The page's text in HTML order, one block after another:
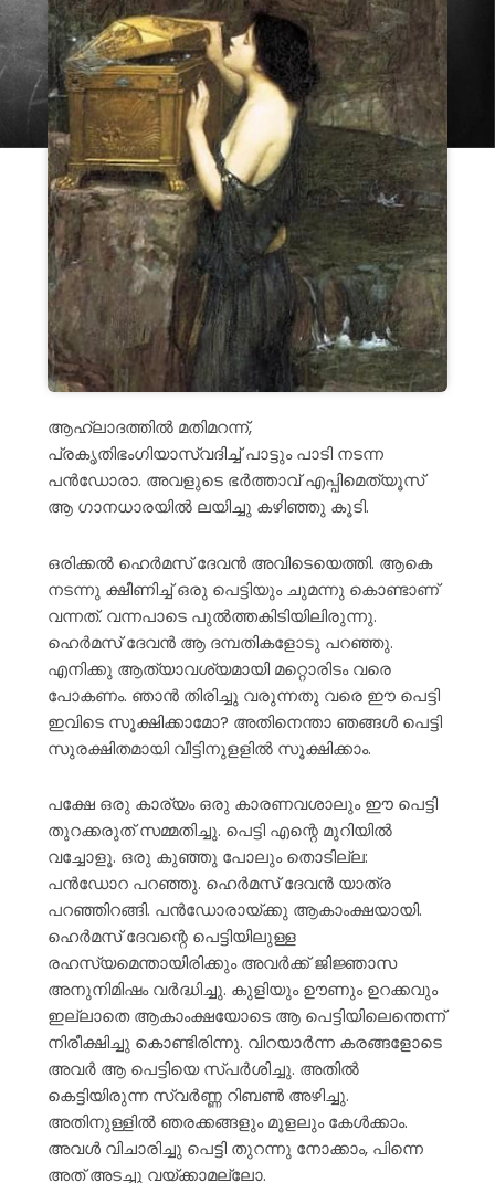
ആഹ്ലാദത്തിൽ മതിമറന്ന്,
പ്രകൃതിഭംഗിയാസ്വദിച്ച് പാട്ടും പാടി നടന്ന
പൻഡോരാ. അവളുടെ ഭർത്താവ് എപ്പിമെത്യൂസ്
ആ ഗാനധാരയിൽ ലയിച്ചു കഴിഞ്ഞു കൂടി.
ഒരിക്കൽ ഹെർമസ് ദേവൻ അവിടെയെത്തി. ആകെ
നടന്നു ക്ഷീണിച്ച് ഒരു പെട്ടിയും ചുമന്നു കൊണ്ടാണ്
വന്നത്. വന്നപാടെ പുൽത്തകിടിയിലിരുന്നു.
ഹെർമസ് ദേവൻ ആ ദമ്പതികളോടു പറഞ്ഞു.
എനിക്കു ആത്യാവശ്യമായി മറ്റൊരിടം വരെ
പോകണം. ഞാൻ തിരിച്ചു വരുന്നതു വരെ ഈ പെട്ടി
ഇവിടെ സൂക്ഷിക്കാമോ? അതിനെന്താ ഞങ്ങൾ പെട്ടി
സുരക്ഷിതമായി വീട്ടിനുളളിൽ സൂക്ഷിക്കാം.
പക്ഷേ ഒരു കാര്യം ഒരു കാരണവശാലും ഈ പെട്ടി
തുറക്കരുത് സമ്മതിച്ചു. പെട്ടി എന്റെ മുറിയിൽ
വച്ചോളൂ. ഒരു കുഞ്ഞു പോലും തൊടില്ല:
പൻഡോറ പറഞ്ഞു. ഹെർമസ് ദേവൻ യാത്ര
പറഞ്ഞിറങ്ങി. പൻഡോരായ്ക്കു ആകാംക്ഷയായി.
ഹെർമസ് ദേവന്റെ പെട്ടിയിലുള്ള
രഹസ്യമെന്തായിരിക്കും അവർക്ക് ജിജ്ഞാസ
അനുനിമിഷം വർദ്ധിച്ചു. കുളിയും ഊണും ഉറക്കവും
ഇല്ലാതെ ആകാംക്ഷയോടെ ആ പെട്ടിയിലെന്തെന്ന്
നിരീക്ഷിച്ചു കൊണ്ടിരിന്നു. വിറയാർന്ന കരങ്ങളോടെ
അവർ ആ പെട്ടിയെ സ്പർശിച്ചു. അതിൽ
കെട്ടിയിരുന്ന സ്വർണ്ണ റിബൺ അഴിച്ചു.
അതിനുള്ളിൽ ഞരക്കങ്ങളും മൂളലും കേൾക്കാം.
അവൾ വിചാരിച്ചു പെട്ടി തുറന്നു നോക്കാം, പിന്നെ
അത് അടച്ചു വയ്ക്കാമല്ലോ.